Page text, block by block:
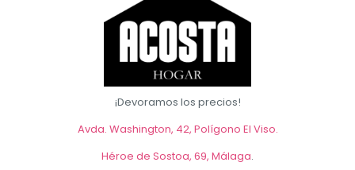
¡Devoramos los precios!
Avda. Washington, 42, Polígono El Viso.
Héroe de Sostoa, 69, Málaga.